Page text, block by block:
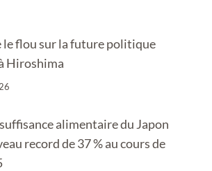
le flou sur la future politique
Hiroshima
alimentaire du Japon
record de 37 % au cours de